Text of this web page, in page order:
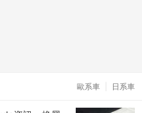
歐系車 日系車